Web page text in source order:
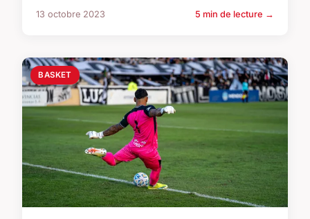
13 octobre 2023 5 min de lecture →
BASKET